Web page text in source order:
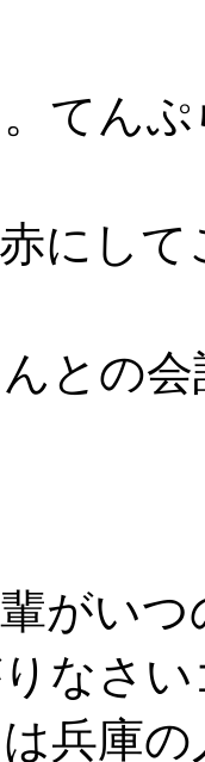
てん
にし
との
がい
なさ
兵庫